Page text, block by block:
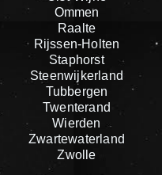
Ommen
Raalte
Rijssen-Holten
Staphorst
Steenwijkerland
Tubbergen
Twenterand
Wierden
Zwartewaterland
Zwolle